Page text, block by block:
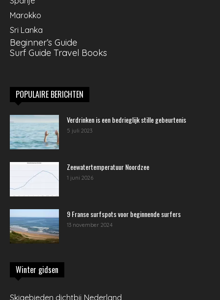
Marokko
Sri Lanka
Beginner’s Guide
Surf Guide Travel Books
POPULAIRE BERICHTEN
Verdrinken is een bedrieglijk stille gebeurtenis
5 juli 2023
Zeewatertemperatuur Noordzee
1 juni 2026
9 Franse surfspots voor beginnende surfers
13 november 2024
Winter gidsen
Skigebieden dichtbij Nederland